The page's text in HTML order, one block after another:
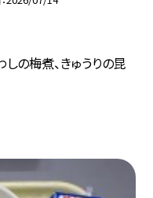
の梅煮、きゅうりの昆